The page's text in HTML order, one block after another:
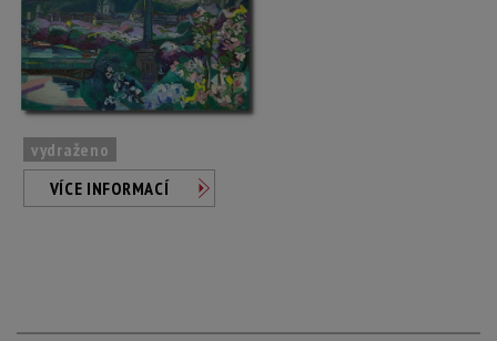
vydraženo
VÍCE INFORMACÍ